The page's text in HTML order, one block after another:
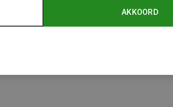
2 van 2 producten bekeken
AKKOORD